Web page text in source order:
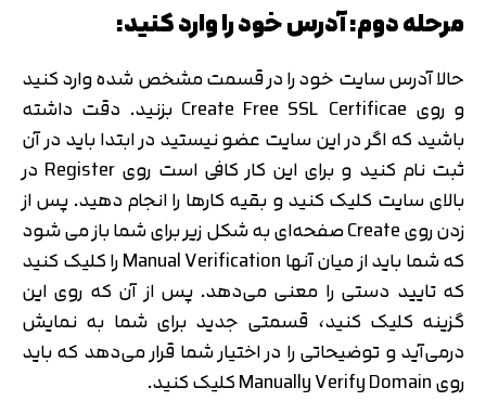
مرحله دوم: آدرس خود را وارد کنید:
حالا آدرس سایت خود را در قسمت مشخص شده وارد کنید
و روی Create Free SSL Certificae بزنید. دقت داشته
باشید که اگر در این سایت عضو نیستید در ابتدا باید در آن
ثبت نام کنید و برای این کار کافی است روی Register در
بالای سایت کلیک کنید و بقیه کارها را انجام دهید. پس از
زدن روی Create صفحه‌ای به شکل زیر برای شما باز می شود
که شما باید از میان آنها Manual Verification را کلیک کنید
که تایید دستی را معنی می‌دهد. پس از آن که روی این
گزینه کلیک کنید، قسمتی جدید برای شما به نمایش
درمی‌آید و توضیحاتی را در اختیار شما قرار می‌دهد که باید
روی Manually Verify Domain کلیک کنید.